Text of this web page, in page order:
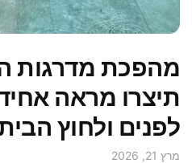
מהפכת מדרגות
תיצרו מראה
לפנים ולחוץ
מרץ 21, 2026